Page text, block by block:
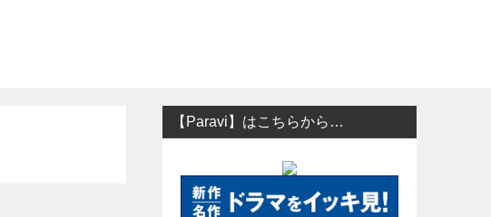
【Paravi】はこちらから…